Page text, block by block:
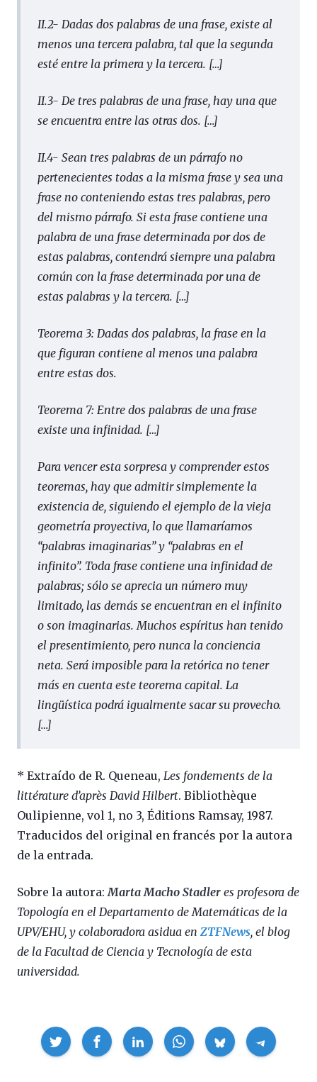
II.2- Dadas dos palabras de una frase, existe al
menos una tercera palabra, tal que la segunda
esté entre la primera y la tercera. […]
II.3- De tres palabras de una frase, hay una que
se encuentra entre las otras dos. […]
II.4- Sean tres palabras de un párrafo no
pertenecientes todas a la misma frase y sea una
frase no conteniendo estas tres palabras, pero
del mismo párrafo. Si esta frase contiene una
palabra de una frase determinada por dos de
estas palabras, contendrá siempre una palabra
común con la frase determinada por una de
estas palabras y la tercera. […]
Teorema 3: Dadas dos palabras, la frase en la
que figuran contiene al menos una palabra
entre estas dos.
Teorema 7: Entre dos palabras de una frase
existe una infinidad. […]
Para vencer esta sorpresa y comprender estos
teoremas, hay que admitir simplemente la
existencia de, siguiendo el ejemplo de la vieja
geometría proyectiva, lo que llamaríamos
“palabras imaginarias” y “palabras en el
infinito”. Toda frase contiene una infinidad de
palabras; sólo se aprecia un número muy
limitado, las demás se encuentran en el infinito
o son imaginarias. Muchos espíritus han tenido
el presentimiento, pero nunca la conciencia
neta. Será imposible para la retórica no tener
más en cuenta este teorema capital. La
lingüística podrá igualmente sacar su provecho.
[…]
* Extraído de R. Queneau, Les fondements de la
littérature d’après David Hilbert. Bibliothèque
Oulipienne, vol 1, no 3, Éditions Ramsay, 1987.
Traducidos del original en francés por la autora
de la entrada.
Sobre la autora: Marta Macho Stadler es profesora de
Topología en el Departamento de Matemáticas de la
UPV/EHU, y colaboradora asidua en ZTFNews, el blog
de la Facultad de Ciencia y Tecnología de esta
universidad.
Compartir